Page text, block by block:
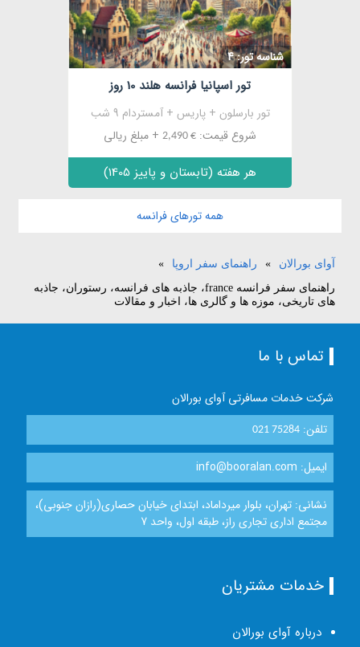
شناسه تور: 4
تور اسپانیا فرانسه هلند 10 روز
تور بارسلون + پاریس + آمستردام 9 شب
شروع قیمت: € 2,490 + مبلغ ریالی
هر هفته (تابستان و پاییز 1405)
همه تورهای فرانسه
آوای بورالان » راهنمای سفر اروپا
»
راهنمای سفر فرانسه france، جاذبه های فرانسه، رستوران، جاذبه
های تاریخی، موزه ها و گالری ها، اخبار و مقالات
تماس با ما
شرکت خدمات مسافرتی آوای بورالان
تلفن:021 75284
ایمیل: info@booralan.com
نشانی: تهران، بلوار میرداماد، ابتدای خیابان حصاری(رازان جنوبی)،
مجتمع اداری تجاری راز، طبقه اول، واحد 7
خدمات مشتریان
درباره آوای بورالان